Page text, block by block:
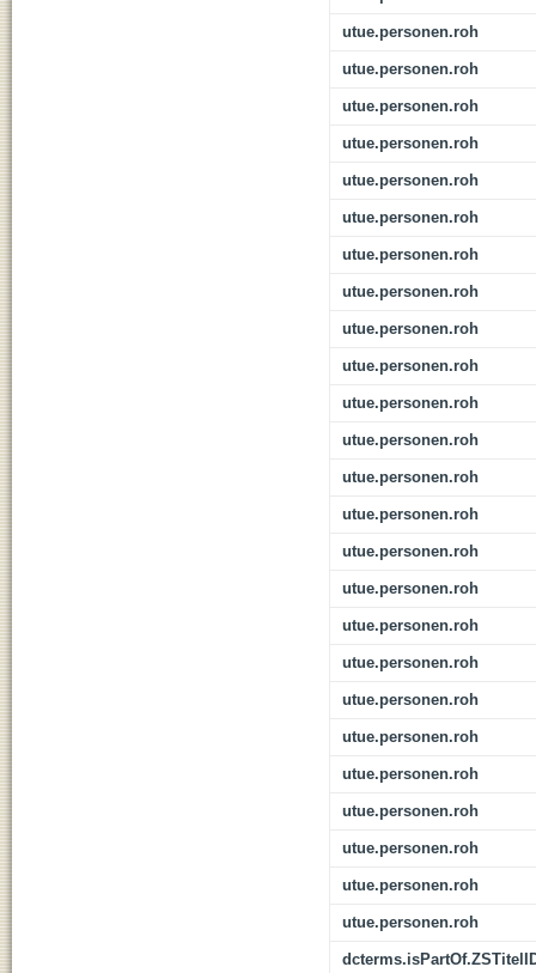
utue.personen.roh
utue.personen.roh
utue.personen.roh
utue.personen.roh
utue.personen.roh
utue.personen.roh
utue.personen.roh
utue.personen.roh
utue.personen.roh
utue.personen.roh
utue.personen.roh
utue.personen.roh
utue.personen.roh
utue.personen.roh
utue.personen.roh
utue.personen.roh
utue.personen.roh
utue.personen.roh
utue.personen.roh
utue.personen.roh
utue.personen.roh
utue.personen.roh
utue.personen.roh
utue.personen.roh
utue.personen.roh